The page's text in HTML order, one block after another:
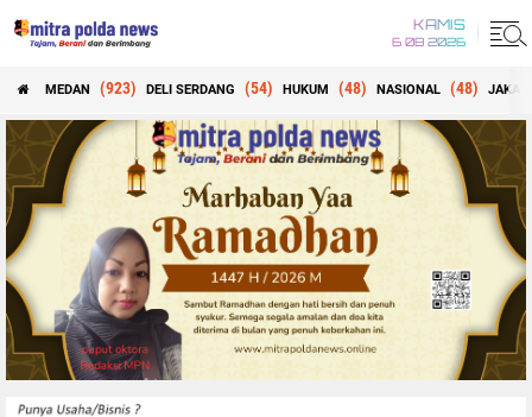
KAMIS
6 08 2026
MEDAN (923) DELI SERDANG (54) HUKUM (48) NASIONAL (48)